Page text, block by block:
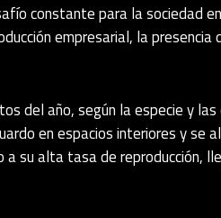
constante para la sociedad
empresarial, la
del año, según la especie y
en espacios interiores y se
a su alta tasa de reproducción,